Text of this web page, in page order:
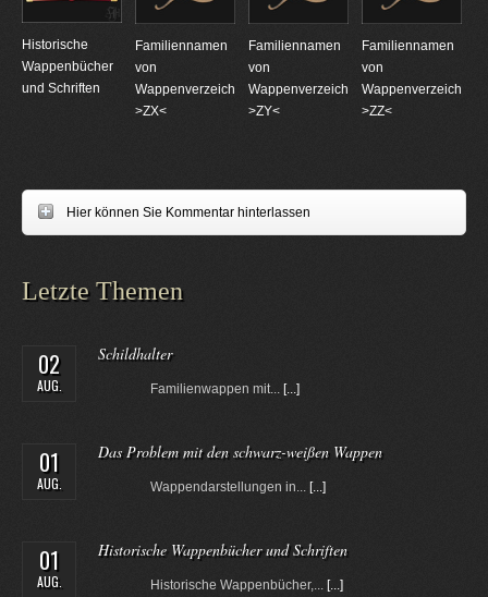
Historische
Wappenbücher
und Schriften
Familiennamen
von
Wappenverzeichnungen
>ZX<
Familiennamen
von
Wappenverzeichnungen
>ZY<
Familiennamen
von
>ZZ<
Hier können Sie Kommentar hinterlassen
Letzte Themen
02
AUG.
Schildhalter
Familienwappen mit... [...]
01
AUG.
Das Problem mit den schwarz-weißen Wappen
Wappendarstellungen in... [...]
01
AUG.
Historische Wappenbücher und Schriften
Historische Wappenbücher,... [...]